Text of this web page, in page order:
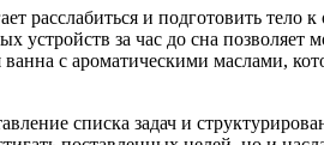
и подготовить тело
за час до сна позволяет
с ароматическими маслами,
списка задач и